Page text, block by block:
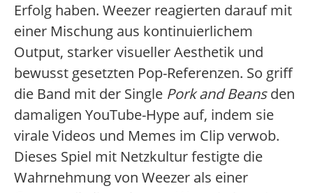
Erfolg haben. Weezer reagierten darauf mit
einer Mischung aus kontinuierlichem
Output, starker visueller Aesthetik und
bewusst gesetzten Pop-Referenzen. So griff
die Band mit der Single Pork and Beansden
damaligen YouTube-Hype auf, indem sie
virale Videos und Memes im Clip verwob.
Dieses Spiel mit Netzkultur festigte die
Wahrnehmung von Weezer als einer